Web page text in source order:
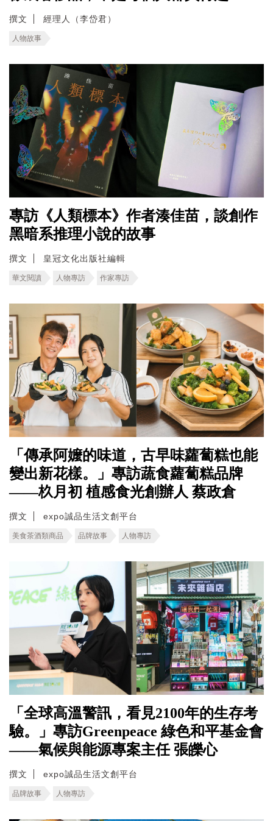
撰文 經理人（李岱君）
人物故事
專訪《人類標本》作者湊佳苗，談創作
黑暗系推理小說的故事
撰文 皇冠文化出版社編輯
華文閱讀 人物專訪 作家專訪
「傳承阿嬤的味道，古早味蘿蔔糕也能
變出新花樣。」專訪蔬食蘿蔔糕品牌
——杦月初 植感食光創辦人 蔡政倉
撰文 expo誠品生活文創平台
美食茶酒類商品 品牌故事 人物專訪
「全球高溫警訊，看見2100年的生存考
驗。」專訪Greenpeace 綠色和平基金會
——氣候與能源專案主任 張皪心
撰文 expo誠品生活文創平台
品牌故事 人物專訪